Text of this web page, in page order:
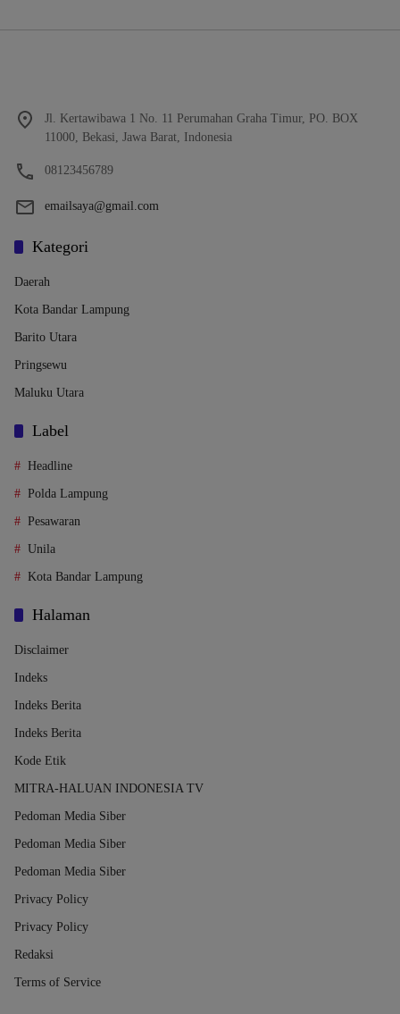
Jl. Kertawibawa 1 No. 11 Perumahan Graha Timur, PO. BOX
11000, Bekasi, Jawa Barat, Indonesia
08123456789
emailsaya@gmail.com
Kategori
Daerah
Kota Bandar Lampung
Barito Utara
Pringsewu
Maluku Utara
Label
Headline
Polda Lampung
Pesawaran
Unila
Kota Bandar Lampung
Halaman
Disclaimer
Indeks
Indeks Berita
Indeks Berita
Kode Etik
MITRA-HALUAN INDONESIA TV
Pedoman Media Siber
Pedoman Media Siber
Pedoman Media Siber
Privacy Policy
Privacy Policy
Redaksi
Terms of Service